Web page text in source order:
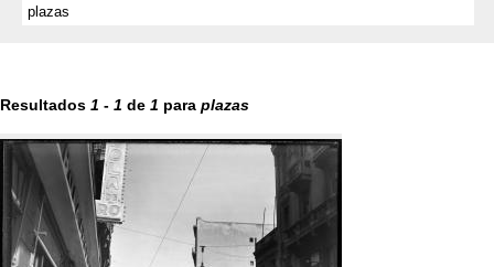
Resultados 1 - 1 de 1 para plazas